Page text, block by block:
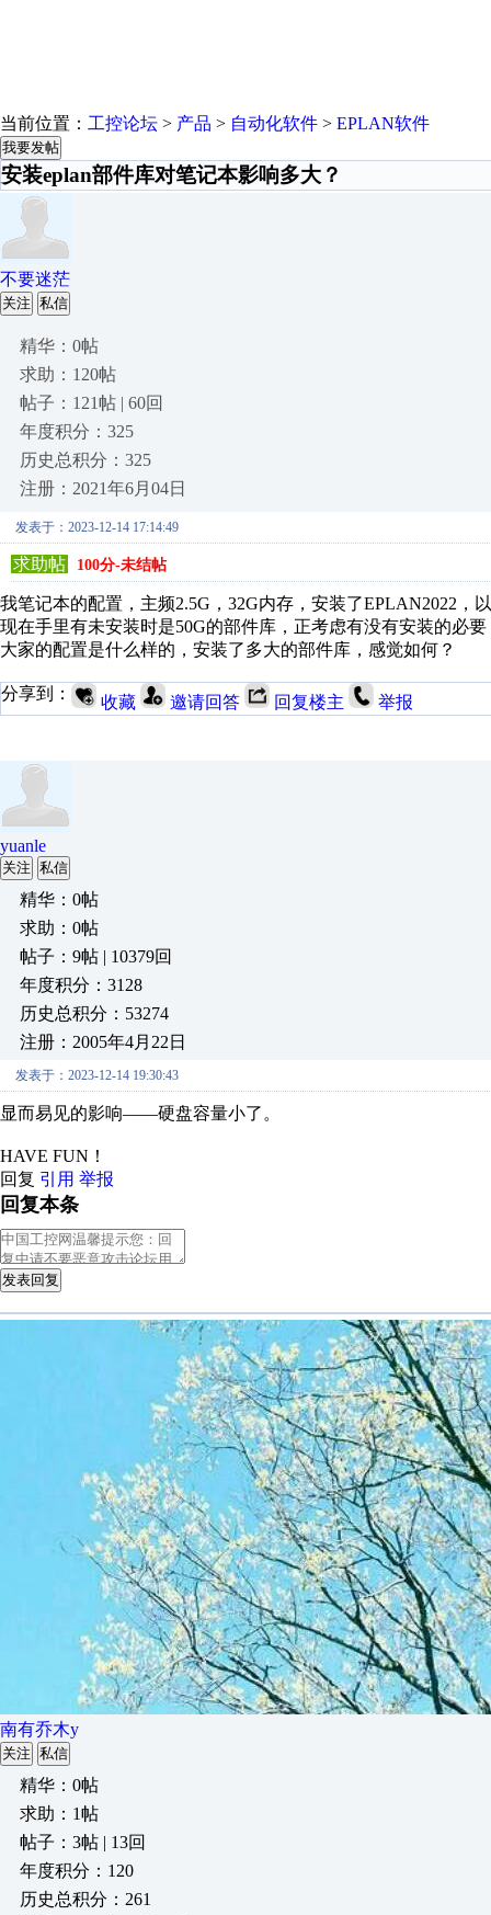
当前位置： 工控论坛 > 产品 > 自动化软件 > EPLAN软件
我要发帖
安装eplan部件库对笔记本影响多大？
不要迷茫
关注 私信
精华：0帖
求助：120帖
帖子：121帖 | 60回
年度积分：325
历史总积分：325
注册：2021年6月04日
发表于：2023-12-14 17:14:49
求助帖 100分-未结帖
我笔记本的配置，主频2.5G，32G内存， 安装了EPLAN2022，
现在手里有未安装时是50G的部件库，正考虑有没有安装的必
大家的配置是什么样的，安装了多大的部件库，感觉如何？
分享到： 收藏 邀请回答 回复楼主 举报
yuanle
关注 私信
精华：0帖
求助：0帖
帖子：9帖 | 10379回
年度积分：3128
历史总积分：53274
注册：2005年4月22日
发表于：2023-12-14 19:30:43
显而易见的影响——硬盘容量小了。
HAVE FUN！
回复 引用 举报
回复本条
发表回复
南有乔木y
关注 私信
精华：0帖
求助：1帖
帖子：3帖 | 13回
年度积分：120
历史总积分：261